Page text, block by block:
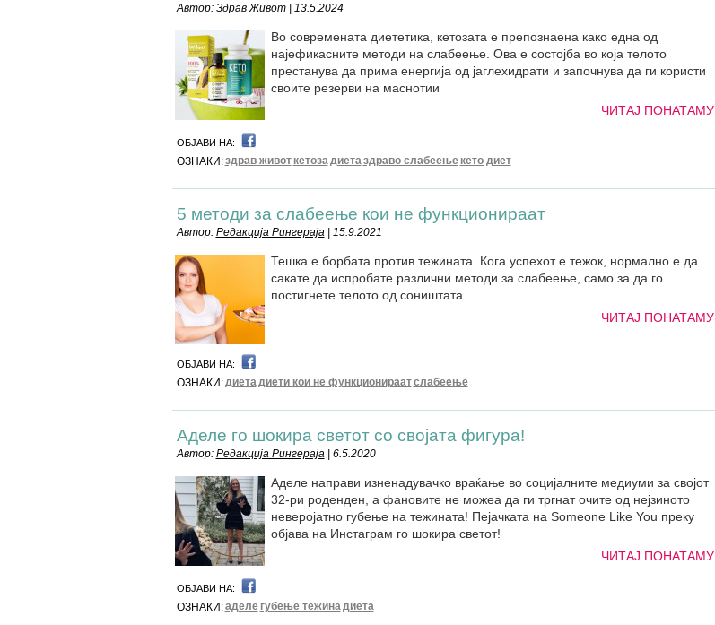
Автор: Здрав Живот| 13.5.2024
Во современата диететика, кетозата е препознаена како една од
најефикасните методи на слабеење. Ова е состојба во која телото
престанува да прима енергија од јаглехидрати и започнува да ги користи
своите резерви на маснотии
ЧИТАЈ ПОНАТАМУ
ОБЈАВИ НА:
ОЗНАКИ:здрав живот кетозадиетаздраво слабеење кето диет
5 методи за слабеење кои не функционираат
Автор: Редакција Рингераја| 15.9.2021
Тешка е борбата против тежината. Кога успехот е тежок, нормално е да
сакате да испробате различни методи за слабеење, само за да го
постигнете телото од соништата
ЧИТАЈ ПОНАТАМУ
ОБЈАВИ НА:
ОЗНАКИ:диетадиети кои не функционираатслабеење
Аделе го шокира светот со својата фигура!
Автор: Редакција Рингераја| 6.5.2020
Аделе направи изненадувачко враќање во социјалните медиуми за својот
32-ри роденден, а фановите не можеа да ги тргнат очите од нејзиното
неверојатно губење на тежината! Пејачката на Someone Like You преку
објава на Инстаграм го шокира светот!
ЧИТАЈ ПОНАТАМУ
ОБЈАВИ НА:
ОЗНАКИ:аделе губење тежинадиета